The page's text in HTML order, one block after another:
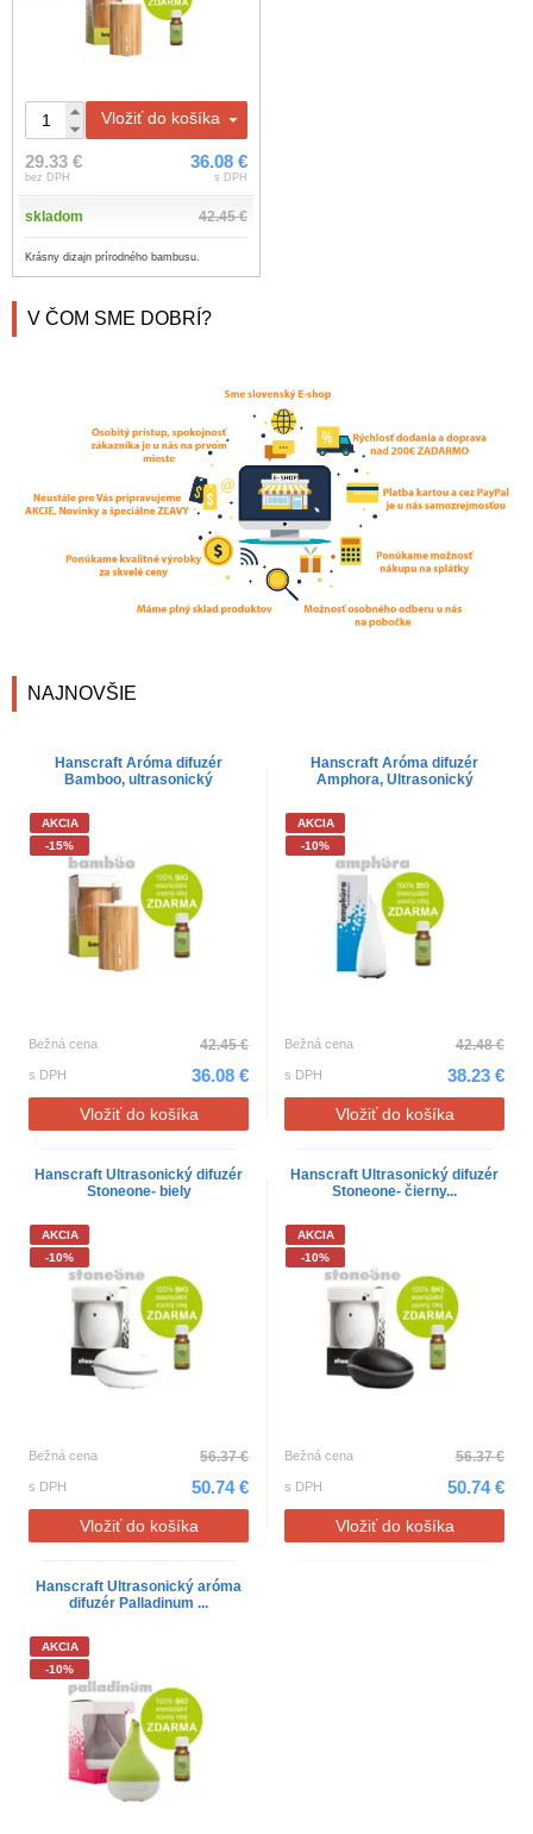
Vložiť do košíka
29.33 €
bez DPH
36.08 €
s DPH
skladom 42.45 €
Krásny dizajn prírodného bambusu.
V ČOM SME DOBRÍ?
NAJNOVŠIE
Hanscraft Aróma difuzér
Bamboo, ultrasonický
AKCIA
-15%
Bežná cena 42.45 €
s DPH 36.08 €
Vložiť do košíka
Hanscraft Aróma difuzér
Amphora, Ultrasonický
AKCIA
-10%
Bežná cena 42.48 €
s DPH 38.23 €
Vložiť do košíka
Hanscraft Ultrasonický difuzér
Stoneone- biely
AKCIA
-10%
Bežná cena 56.37 €
s DPH 50.74 €
Vložiť do košíka
Hanscraft Ultrasonický difuzér
Stoneone- čierny...
AKCIA
-10%
Bežná cena 56.37 €
s DPH 50.74 €
Vložiť do košíka
Hanscraft Ultrasonický aróma
difuzér Palladinum ...
AKCIA
-10%